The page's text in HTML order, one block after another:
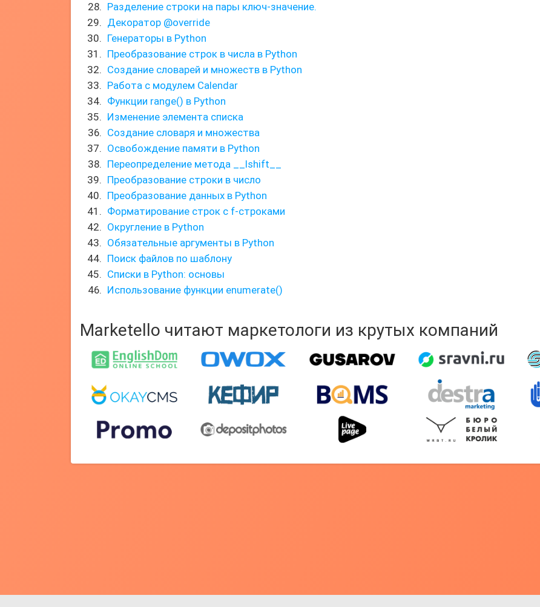
Разделение строки на пары ключ-значение.
Декоратор @override
Генераторы в Python
Преобразование строк в числа в Python
Создание словарей и множеств в Python
Работа с модулем Calendar
Функции range() в Python
Изменение элемента списка
Создание словаря и множества
Освобождение памяти в Python
Переопределение метода __lshift__
Преобразование строки в число
Преобразование данных в Python
Форматирование строк с f-строками
Округление в Python
Обязательные аргументы в Python
Поиск файлов по шаблону
Списки в Python: основы
Использование функции enumerate()
Marketello читают маркетологи из крутых компаний